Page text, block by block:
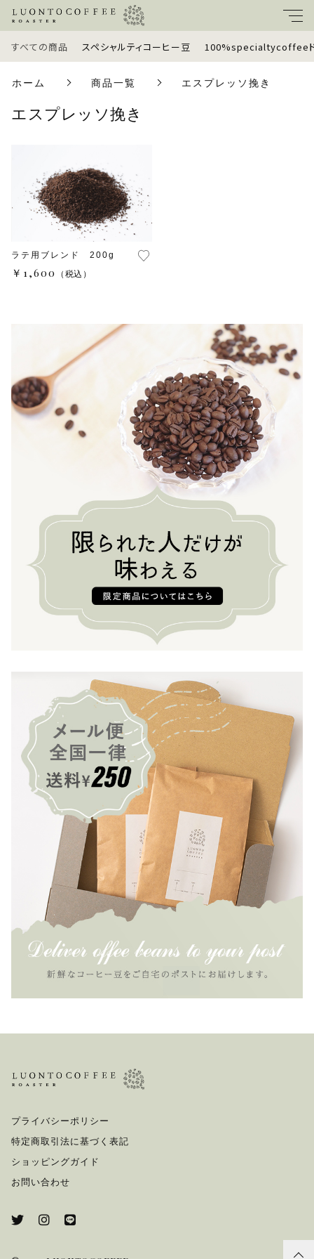
すべての商品 スペシャルティコーヒー豆 100%specialtycoffeeド
ホーム 商品一覧 エスプレッソ挽き
エスプレッソ挽き
ラテ用ブレンド 200g
￥1,600 （税込）
プライバシーポリシー
特定商取引法に基づく表記
ショッピングガイド
お問い合わせ
100%specialtycoffeeドリップバッグ
ギフトセット
水出しコーヒー
初回おすすめ
セット商品
ルオントレウナ会員様限定
お楽しみBOX
KUTEのおやつ箱
親カテゴリ
子カテゴリ
その他
セール